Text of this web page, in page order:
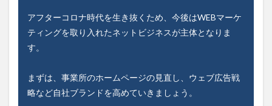
アフターコロナ時代を生き抜くため、今後はWEBマーケ
ティングを取り入れたネットビジネスが主体となりま
す。
まずは、事業所のホームページの見直し、ウェブ広告戦
略など自社ブランドを高めていきましょう。